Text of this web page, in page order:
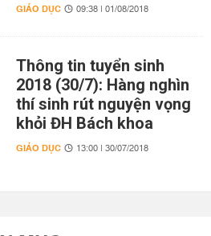
GIÁO DỤC 09:38 | 01/08/2018
Thông tin tuyển sinh
2018 (30/7): Hàng nghìn
thí sinh rút nguyện vọng
khỏi ĐH Bách khoa
GIÁO DỤC 13:00 | 30/07/2018